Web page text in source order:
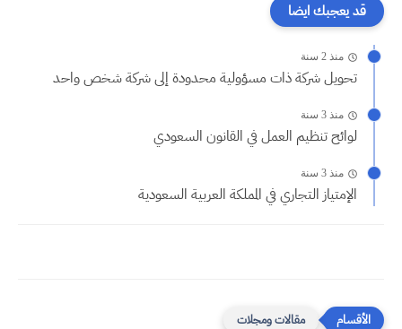
قد يعجبك ايضا
منذ 2 سنة
تحويل شركة ذات مسؤولية محدودة إلى شركة شخص واحد
منذ 3 سنة
لوائح تنظيم العمل في القانون السعودي
منذ 3 سنة
الإمتياز التجاري في المملكة العربية السعودية
مقالات ومجلات